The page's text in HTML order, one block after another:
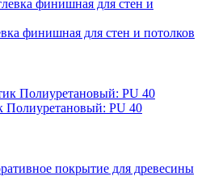
финишная для стен и потолков
Полиуретановый: PU 40